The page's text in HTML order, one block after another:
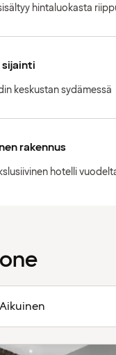
hintaluokasta
sijainti
keskustan sydämessä
rakennus
hotelli
Aikuinen